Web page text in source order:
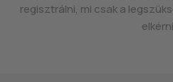
regisztrálni, mi csak a